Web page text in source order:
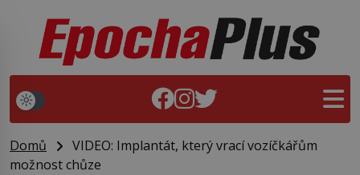
Domů
VIDEO: Implantát, který vrací vozíčkářům
možnost chůze